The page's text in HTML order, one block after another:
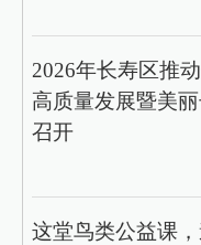
2026年长寿区推
高质量发展暨美
召开
这堂鸟类公益课